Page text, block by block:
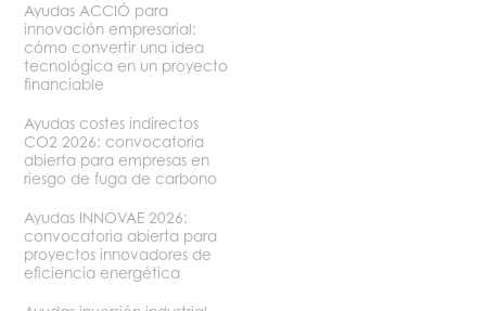
Ayudas ACCIÓ para
innovación empresarial:
cómo convertir una idea
tecnológica en un proyecto
financiable
Ayudas costes indirectos
CO2 2026: convocatoria
abierta para empresas en
riesgo de fuga de carbono
Ayudas INNOVAE 2026:
convocatoria abierta para
proyectos innovadores de
eficiencia energética